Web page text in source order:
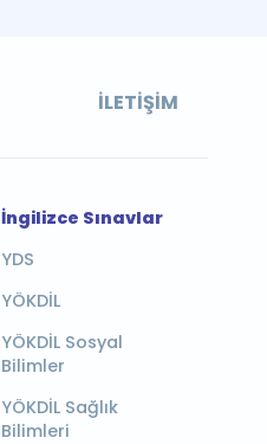
İLETIŞIM
İngilizce Sınavlar
YDS
YÖKDİL
YÖKDİL Sosyal
Bilimler
YÖKDİL Sağlık
Bilimleri